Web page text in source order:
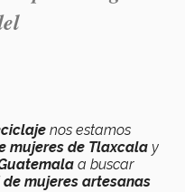
nos estamos
mujeres de Tlaxcala y
a buscar
mujeres artesanas